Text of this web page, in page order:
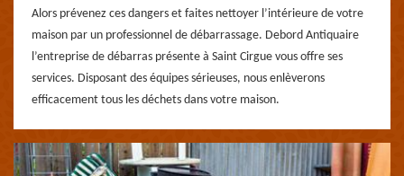
Alors prévenez ces dangers et faites nettoyer l’intérieure de votre
maison par un professionnel de débarrassage. Debord Antiquaire
l’entreprise de débarras présente à Saint Cirgue vous offre ses
services. Disposant des équipes sérieuses, nous enlèverons
efficacement tous les déchets dans votre maison.